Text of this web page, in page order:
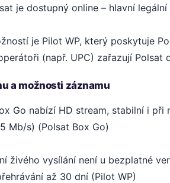
je dostupný online – hlavní
je Pilot WP, který poskytuje
(např. UPC) zařazují Polsat
a možnosti záznamu
Go nabízí HD stream, stabilní i
Mb/s) (Polsat Box Go)
živého vysílání není u bezplatné
až 30 dní (Pilot WP)